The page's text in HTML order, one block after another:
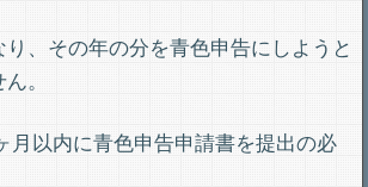
、その年の分を青色申告にしようと
。
月以内に青色申告申請書を提出の必